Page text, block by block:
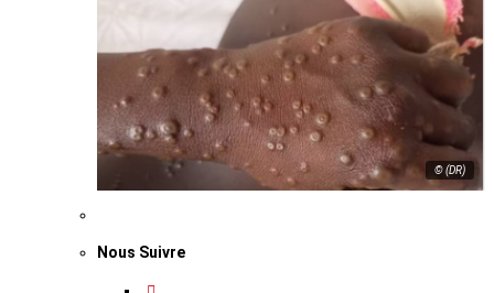
© (DR)
Nous Suivre